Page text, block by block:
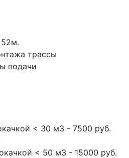
трассы
подачи
< 30 м3 - 7500 руб.
< 50 м3 - 15000 руб.